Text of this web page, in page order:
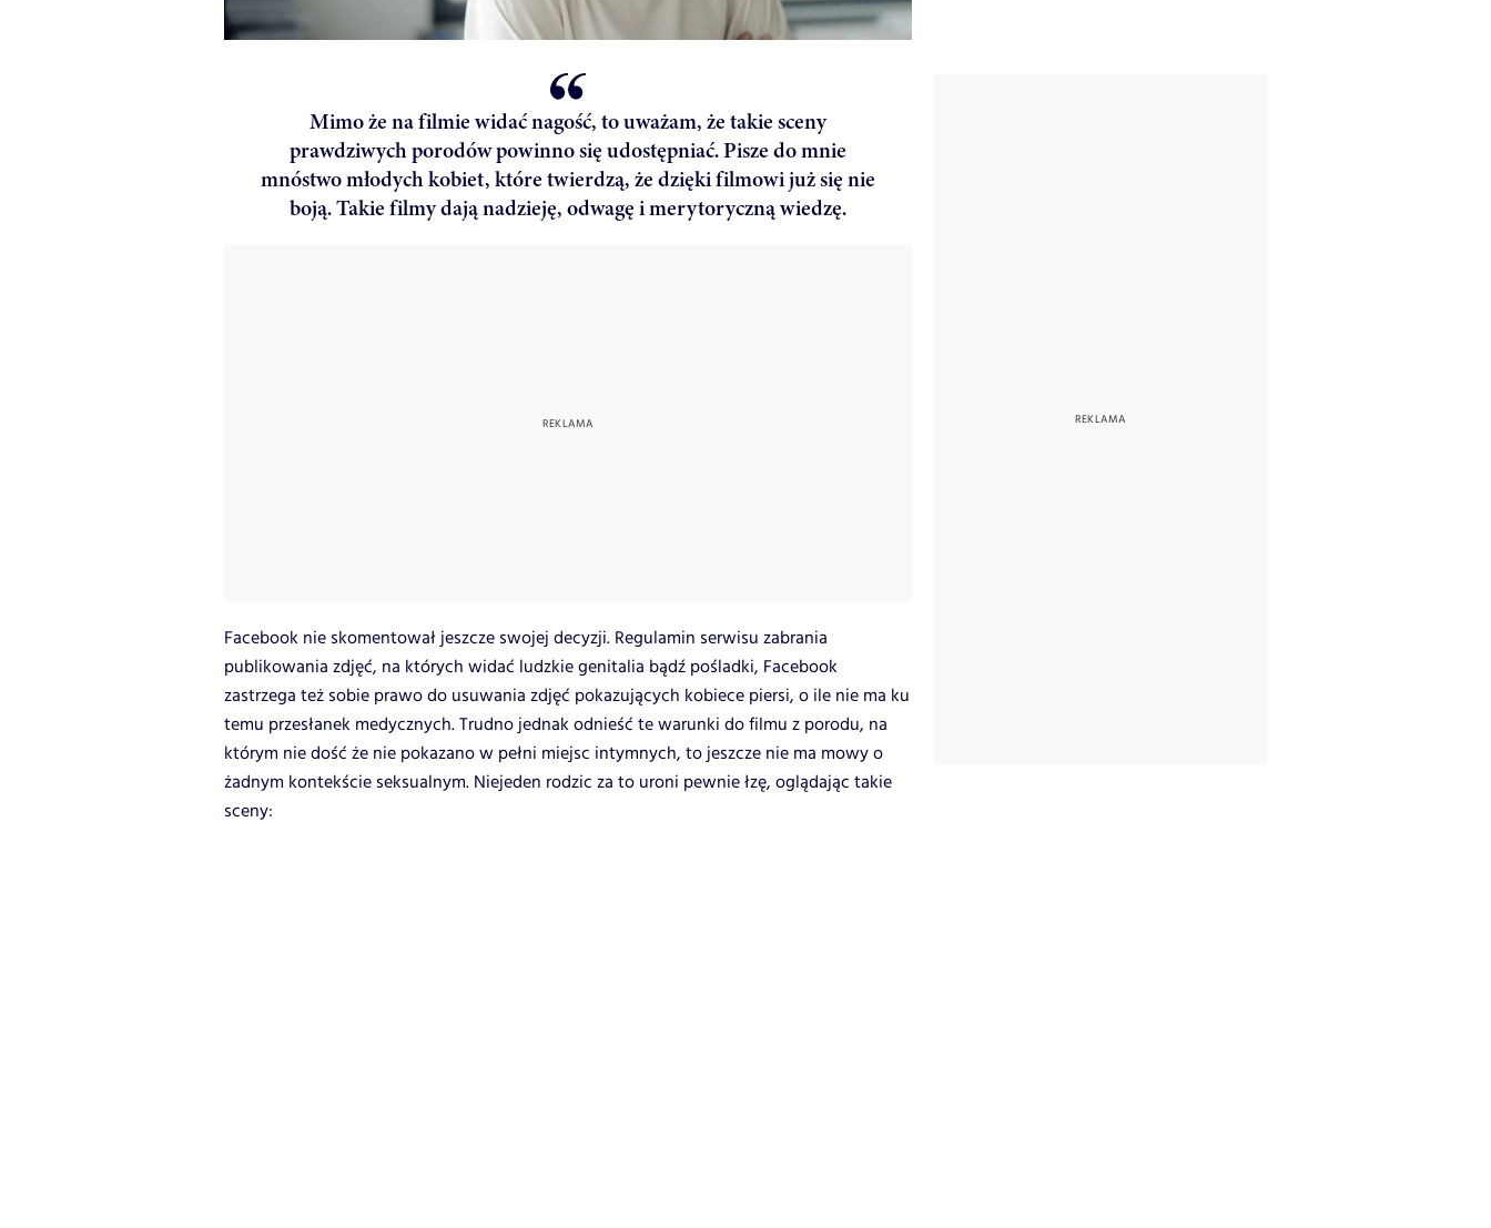
Mimo że na filmie widać nagość, to uważam, że takie sceny
prawdziwych porodów powinno się udostępniać. Pisze do mnie
mnóstwo młodych kobiet, które twierdzą, że dzięki filmowi już się nie
boją. Takie filmy dają nadzieję, odwagę i merytoryczną wiedzę.
Facebook nie skomentował jeszcze swojej decyzji. Regulamin serwisu zabrania
publikowania zdjęć, na których widać ludzkie genitalia bądź pośladki, Facebook
zastrzega też sobie prawo do usuwania zdjęć pokazujących kobiece piersi, o ile nie ma ku
temu przesłanek medycznych. Trudno jednak odnieść te warunki do filmu z porodu, na
którym nie dość że nie pokazano w pełni miejsc intymnych, to jeszcze nie ma mowy o
żadnym kontekście seksualnym. Niejeden rodzic za to uroni pewnie łzę, oglądając takie
sceny: